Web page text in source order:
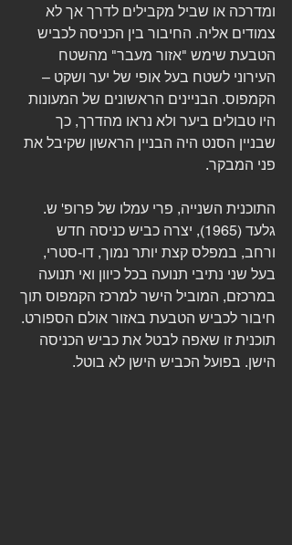
ומדרכה או שביל מקבילים לדרך אך לא
צמודים אליה. החיבור בין הכניסה לכביש
הטבעת שימש "אזור מעבר" מהשטח
העירוני לשטח בעל אופי של יער ושקט –
הקמפוס. הבניינים הראשונים של המעונות
היו טבולים ביער ולא נראו מהדרך, כך
שבניין הסנט היה הבניין הראשון שקיבל את
פני המבקר.
התוכנית השנייה, פרי עמלו של פרופ' ש.
גלעד (1965), יצרה כביש כניסה חדש
ורחב, במפלס קצת יותר נמוך, דו-סטרי,
בעל שני נתיבי תנועה בכל כיוון ואי תנועה
במרכזם, המוביל הישר למרכז הקמפוס תוך
חיבור לכביש הטבעת באזור אולם הספורט.
תוכנית זו שאפה לבטל את כביש הכניסה
הישן. בפועל הכביש הישן לא בוטל.